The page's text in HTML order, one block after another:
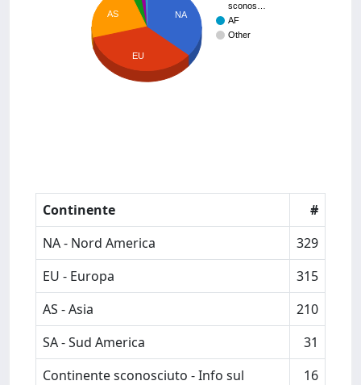
sconos…
AF
Other
NA
AS
EU
Continente
#
NA - Nord America
329
EU - Europa
315
AS - Asia
210
SA - Sud America
31
Continente sconosciuto - Info sul
16